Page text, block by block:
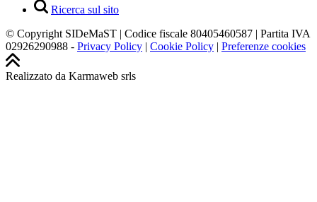
Ricerca sul sito
© Copyright SIDeMaST | Codice fiscale 80405460587 | Partita IVA
02926290988 - Privacy Policy | Cookie Policy | Preferenze cookies
Realizzato da Karmaweb srls